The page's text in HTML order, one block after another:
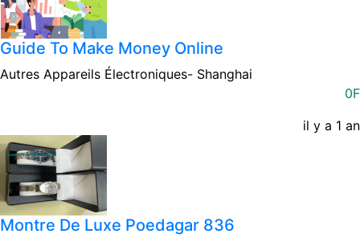
Guide To Make Money Online
Autres Appareils Électroniques- Shanghai
0F
il y a 1 an
Montre De Luxe Poedagar 836